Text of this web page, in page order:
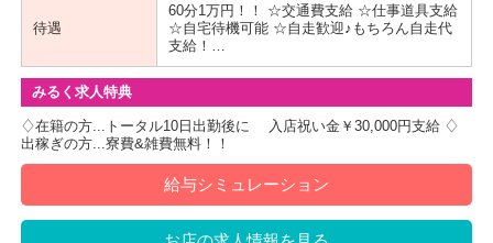
⚾ 夏の高校野球応援イベン
ト
待遇
60分1万円！！ ☆交通費支給 ☆仕事道具支給
☆自宅待機可能 ☆自走歓迎♪もちろん自走代
支給！…
みるく求人特典
♢在籍の方...トータル10日出勤後に 入店祝い金￥30,000円支給 ♢
出稼ぎの方...寮費&雑費無料！！
給与シミュレーション